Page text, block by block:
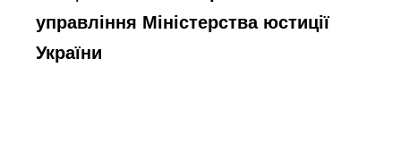
управління Міністерства юстиції
України